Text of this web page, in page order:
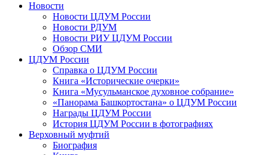
Новости
Новости ЦДУМ России
Новости РДУМ
Новости РИУ ЦДУМ России
Обзор СМИ
ЦДУМ России
Справка о ЦДУМ России
Книга «Исторические очерки»
Книга «Мусульманское духовное собрание»
«Панорама Башкортостана» о ЦДУМ России
Награды ЦДУМ России
История ЦДУМ России в фотографиях
Верховный муфтий
Биография